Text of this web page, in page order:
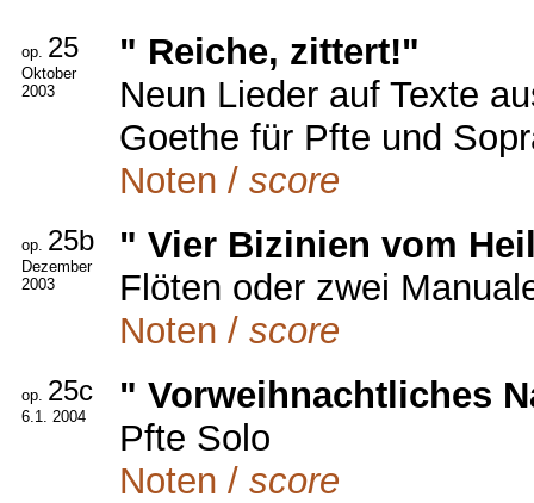
op. 25
Oktober
2003
" Reiche, zittert!"
Neun Lieder auf Texte
Goethe für Pfte und
Noten / score
op. 25b
Dezember
2003
" Vier Bizinien vom
Flöten oder zwei
Noten / score
op. 25c
6.1. 2004
" Vorweihnachtliches
Pfte Solo
Noten / score